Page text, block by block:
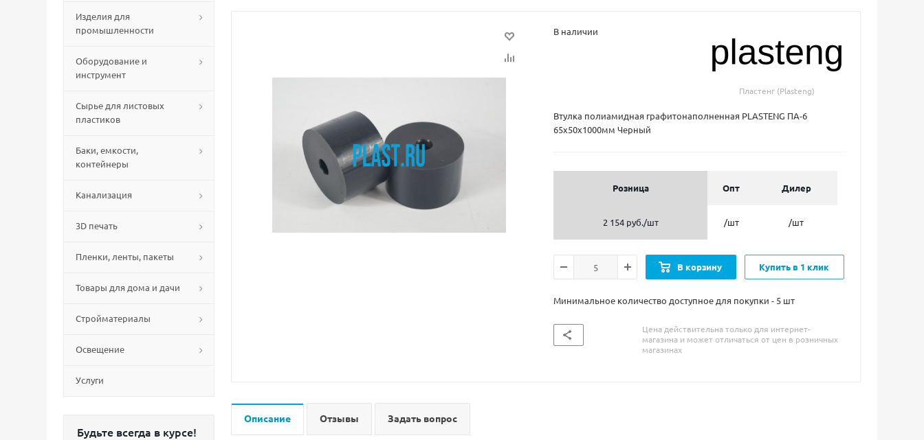
Изделия для
промышленности
Оборудование и
инструмент
Сырье для листовых
пластиков
Баки, емкости,
контейнеры
Канализация
3D печать
Пленки, ленты, пакеты
Товары для дома и дачи
Стройматериалы
Освещение
Услуги
Будьте всегда в курсе!
В наличии
Пластенг (Plasteng)
Втулка полиамидная графитонаполненная PLASTENG ПА-6
65х50х1000мм Черный
Розница Опт Дилер
2 154 руб./шт /шт /шт
В корзину Купить в 1 клик
Минимальное количество доступное для покупки - 5 шт
Цена действительна только для интернет-
магазина и может отличаться от цен в розничных
магазинах
Описание Отзывы Задать вопрос